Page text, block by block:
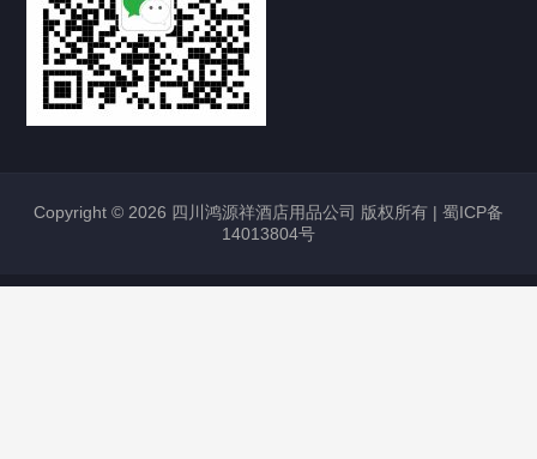
Copyright © 2026 四川鸿源祥酒店用品公司 版权所有 | 蜀ICP备
14013804号